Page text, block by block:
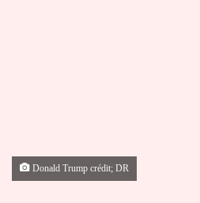
Donald Trump crédit; DR